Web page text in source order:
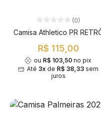
(0)
Camisa Athletico PR
R$ 115,00
ou R$ 103,50 no pix
Até 3x de R$ 38,33 sem
juros